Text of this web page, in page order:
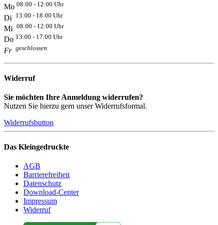
Mo 08:00 - 12:00 Uhr
Di 13:00 - 18:00 Uhr
Mi 08:00 - 12:00 Uhr
Do 13:00 - 17:00 Uhr
Fr geschlossen
Widerruf
Sie möchten Ihre Anmeldung widerrufen?
Nutzen Sie hierzu gern unser Widerrufsformal.
Widerrufsbutton
Das Kleingedruckte
AGB
Barrierefreiheit
Datenschutz
Download-Center
Impressum
Widerruf